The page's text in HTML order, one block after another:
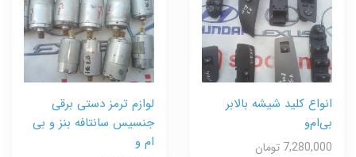
انواع کلید شیشه بالابر
بی‌ام‌و
7,280,000 تومان
لوازم ترمز دستی برقی
جنسیس سانتافه بنز و بی
ام و